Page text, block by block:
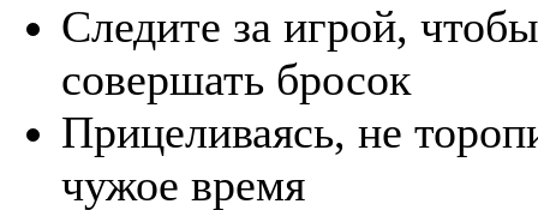
Следите за игрой,
совершать бросок
Прицеливаясь, не
чужое время